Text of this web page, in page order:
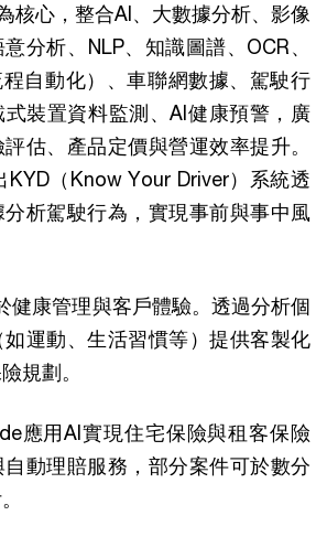
核心，整合AI、大數據分析、影像
分析、NLP、知識圖譜、OCR、
程自動化）、車聯網數據、駕駛行
裝置資料監測、AI健康預警，廣
估、產品定價與營運效率提升。
KYD（Know Your Driver）系統透
析駕駛行為，實現事前與事中風
健康管理與客戶體驗。透過分析個
如運動、生活習慣等）提供客製化
規劃。
應用AI實現住宅保險與租客保險
動理賠服務，部分案件可於數分